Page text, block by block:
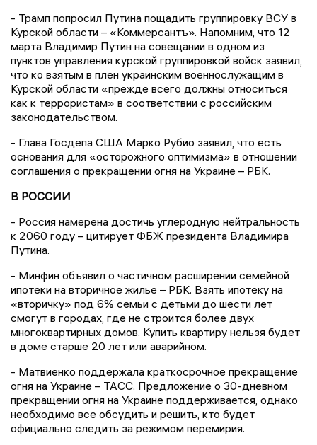
- Трамп попросил Путина пощадить группировку ВСУ в
Курской области – «Коммерсантъ». Напомним, что 12
марта Владимир Путин на совещании в одном из
пунктов управления курской группировкой войск заявил,
что ко взятым в плен украинским военнослужащим в
Курской области «прежде всего должны относиться
как к террористам» в соответствии с российским
законодательством.
- Глава Госдепа США Марко Рубио заявил, что есть
основания для «осторожного оптимизма» в отношении
соглашения о прекращении огня на Украине – РБК.
В РОССИИ
- Россия намерена достичь углеродную нейтральность
к 2060 году – цитирует ФБЖ президента Владимира
Путина.
- Минфин объявил о частичном расширении семейной
ипотеки на вторичное жилье – РБК. Взять ипотеку на
«вторичку» под 6% семьи с детьми до шести лет
смогут в городах, где не строится более двух
многоквартирных домов. Купить квартиру нельзя будет
в доме старше 20 лет или аварийном.
- Матвиенко поддержала краткосрочное прекращение
огня на Украине – ТАСС. Предложение о 30-дневном
прекращении огня на Украине поддерживается, однако
необходимо все обсудить и решить, кто будет
официально следить за режимом перемирия.